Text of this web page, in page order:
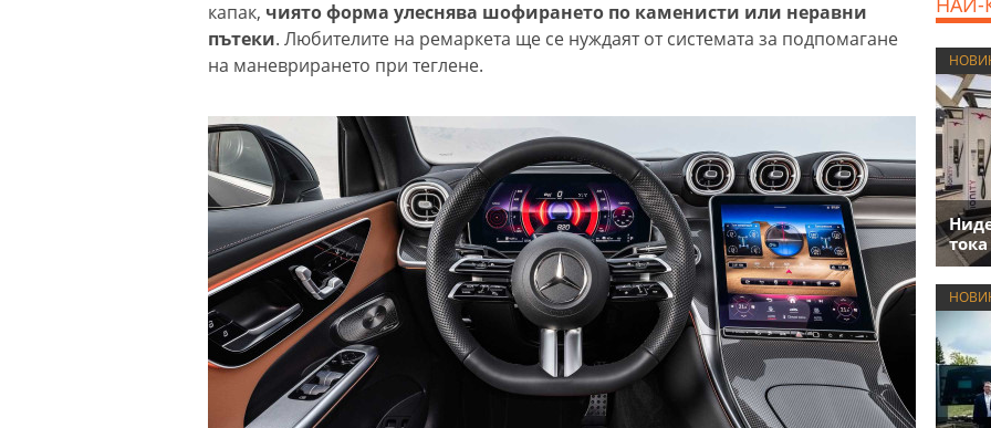
капак, чиято форма улеснява шофирането по каменисти или неравни
пътеки. Любителите на ремаркета ще се нуждаят от системата за подпомагане
на маневрирането при теглене.